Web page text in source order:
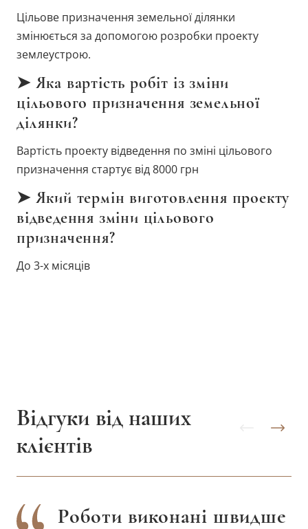
Цільове призначення земельної ділянки
змінюється за допомогою розробки проекту
землеустрою.
➤ Яка вартість робіт із зміни
цільового призначення земельної
ділянки?
Вартість проекту відведення по зміні цільового
призначення стартує від 8000 грн
➤ Який термін виготовлення проекту
відведення зміни цільового
призначення?
До 3-х місяців
Відгуки від наших
клієнтів
Роботи виконані швидше